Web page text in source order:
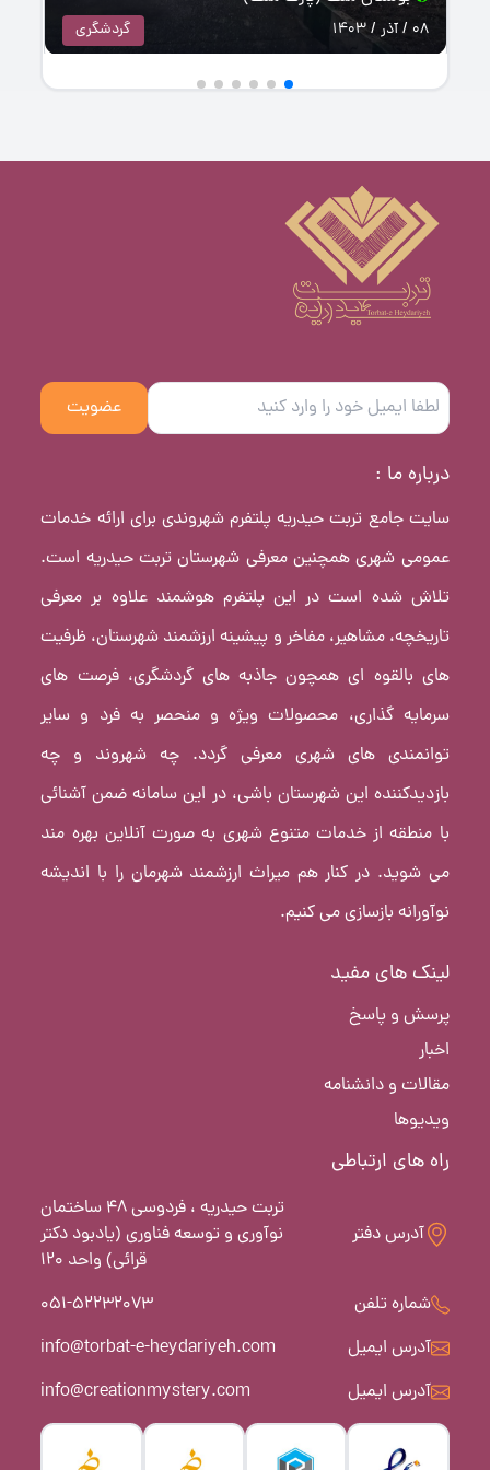
عضویت
درباره ما :
سایت جامع تربت حیدریه پلتفرم شهروندی برای ارائه خدمات
عمومی شهری همچنین معرفی شهرستان تربت حیدریه است.
تلاش شده است در این پلتفرم هوشمند علاوه بر معرفی
تاریخچه، مشاهیر، مفاخر و پیشینه ارزشمند شهرستان، ظرفیت
های بالقوه ای همچون جاذبه های گردشگری، فرصت های
سرمایه گذاری، محصولات ویژه و منحصر به فرد و سایر
توانمندی های شهری معرفی گردد. چه شهروند و چه
بازدیدکننده این شهرستان باشی، در این سامانه ضمن آشنائی
با منطقه از خدمات متنوع شهری به صورت آنلاین بهره مند
می شوید. در کنار هم میراث ارزشمند شهرمان را با اندیشه
نوآورانه بازسازی می کنیم.
لینک های مفید
پرسش و پاسخ
اخبار
مقالات و دانشنامه
ویدیوها
راه های ارتباطی
آدرس دفتر
تربت حیدریه ، فردوسی 48 ساختمان
نوآوری و توسعه فناوری (یادبود دکتر
قرائی) واحد 120
شماره تلفن
051-52232073
آدرس ایمیل
info@torbat-e-heydariyeh.com
آدرس ایمیل
info@creationmystery.com